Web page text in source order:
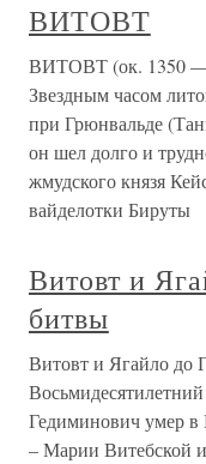
ВИТОВТ
ВИТОВТ (ок. 1350 —
Звездным часом
при Грюнвальде
он шел долго и
жмудского князя
вайделотки Бируты
Витовт и
битвы
Витовт и Ягайло до
Гедиминович умер в
– Марии Витебской